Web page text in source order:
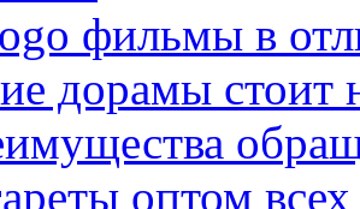
фильмы в
дорамы стоит
оптом